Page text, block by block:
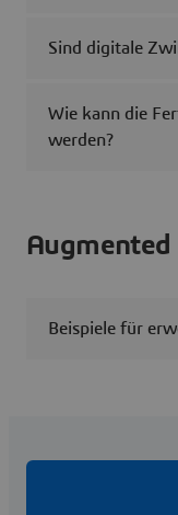
Sind digitale
Wie kann die
werden?
Augmented
Beispiele für